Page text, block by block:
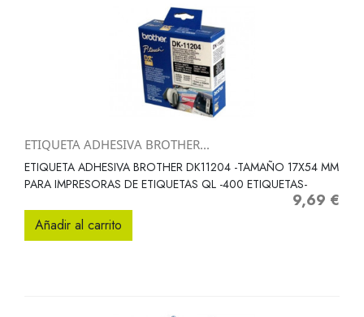
ETIQUETA ADHESIVA BROTHER...
ETIQUETA ADHESIVA BROTHER DK11204 -TAMAÑO 17X54 MM
PARA IMPRESORAS DE ETIQUETAS QL -400 ETIQUETAS-
Precio
9,69 €
Añadir al carrito